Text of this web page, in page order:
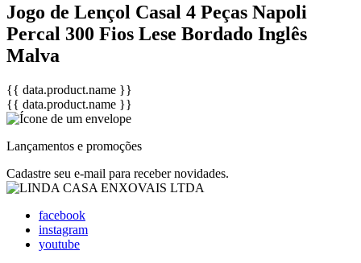
Jogo de Lençol Casal 4 Peças Napoli
Percal 300 Fios Lese Bordado Inglês
Malva
{{ data.product.name }}
{{ data.product.name }}
Lançamentos e promoções
Cadastre seu e-mail para receber novidades.
facebook
instagram
youtube